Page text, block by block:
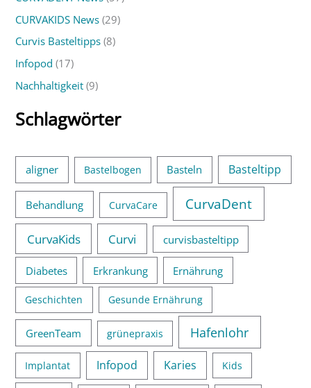
n
a
c
CURVAKIDS News (29)
Curvis Basteltipps (8)
Infopod (17)
Nachhaltigkeit (9)
Schlagwörter
aligner Bastelbogen Basteln Basteltipp
Behandlung CurvaCare CurvaDent
CurvaKids Curvi curvisbasteltipp
Diabetes Erkrankung Ernährung
Geschichten Gesunde Ernährung
GreenTeam grünepraxis Hafenlohr
Implantat Infopod Karies Kids